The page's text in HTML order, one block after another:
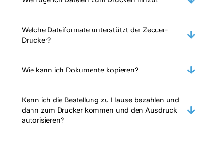
Welche Dateiformate unterstützt der Zeccer-
Drucker?
Wie kann ich Dokumente kopieren?
Kann ich die Bestellung zu Hause bezahlen und
dann zum Drucker kommen und den Ausdruck
autorisieren?